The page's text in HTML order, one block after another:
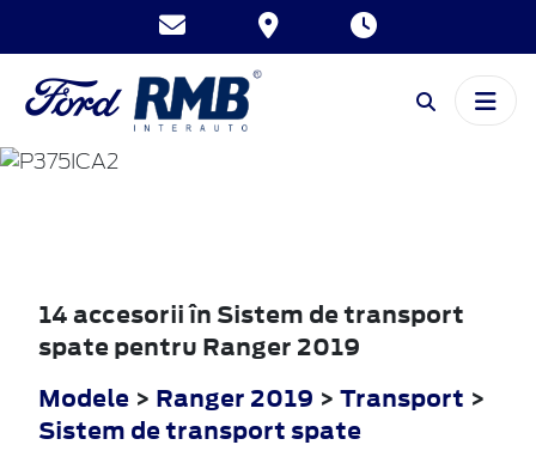
RANGER
14 accesorii în Sistem de transport
spate pentru Ranger 2019
Modele > Ranger 2019 > Transport >
Sistem de transport spate